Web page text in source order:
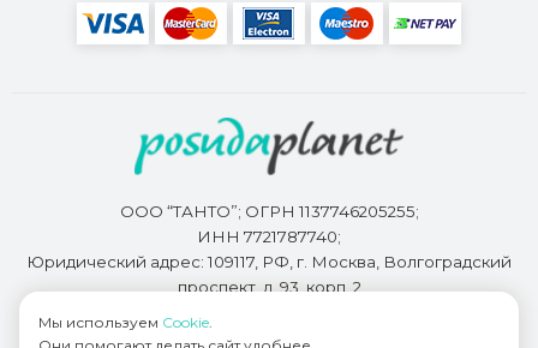
ООО “ТАНТО”; ОГРН 1137746205255;
ИНН 7721787740;
Юридический адрес: 109117, РФ, г. Москва, Волгоградский
проспект, д. 93, корп. 2
Мы используем Cookie.